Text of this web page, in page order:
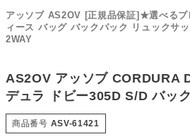
アッソブ AS2OV [正規品保証]★選べる
ィース バッグ バックパック リュックサ
2WAY
AS2OV アッソブ CORDURA
デュラ ドビー305D S/D バッ
商品番号 ASV-61421